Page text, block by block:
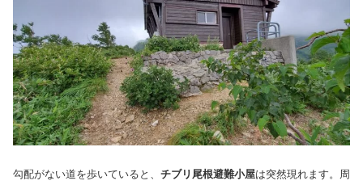
勾配がない道を歩いていると、 チブリ尾根避難小屋は突然現れます。周